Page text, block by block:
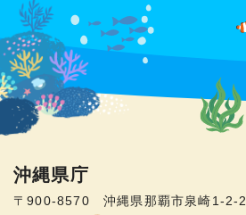
沖縄県庁
〒900-8570 沖縄県那覇市泉崎1-2-2